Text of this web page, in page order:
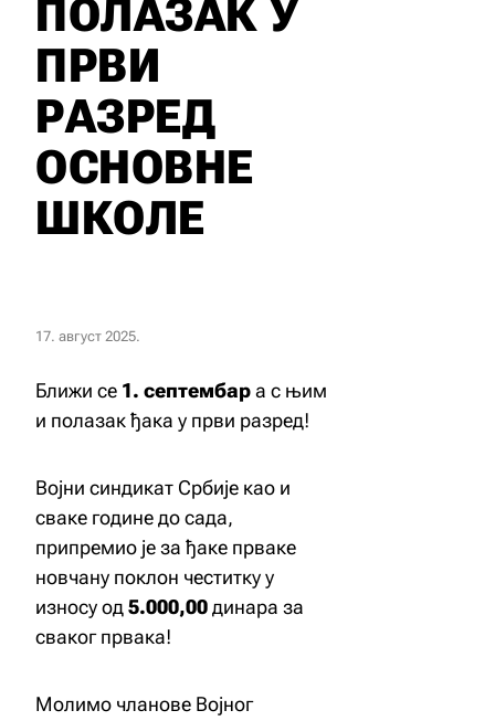
ПОЛАЗАК У
ПРВИ
РАЗРЕД
ОСНОВНЕ
ШКОЛЕ
17. август 2025.
Ближи се 1. септембара с њим
и полазак ђака у први разред!
Војни синдикат Србије као и
сваке године до сада,
припремио је за ђаке прваке
новчану поклон честитку у
износу од5.000,00динара за
сваког првака!
Молимо чланове Војног